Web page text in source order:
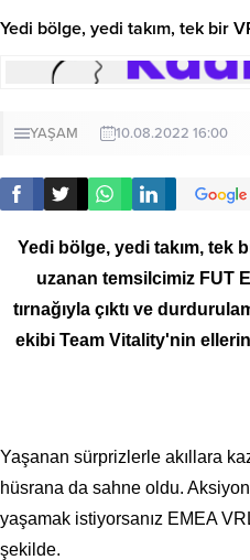
Yedi bölge, yedi takım, tek bir
YAŞAM 10.08.2022 16:00
Yedi bölge, yedi takım, tek
uzanan temsilcimiz FUT
tırnağıyla çıktı ve
ekibi Team Vitality'nin
Yaşanan sürprizlerle akıllara
hüsrana da sahne oldu.
yaşamak istiyorsanız EMEA
şekilde.